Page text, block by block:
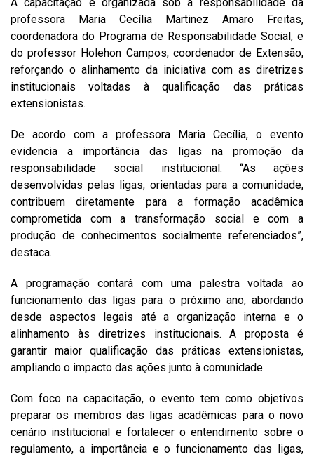
A capacitação é organizada sob a responsabilidade da
professora Maria Cecília Martinez Amaro Freitas,
coordenadora do Programa de Responsabilidade Social, e
do professor Holehon Campos, coordenador de Extensão,
reforçando o alinhamento da iniciativa com as diretrizes
institucionais voltadas à qualificação das práticas
extensionistas.
De acordo com a professora Maria Cecília, o evento
evidencia a importância das ligas na promoção da
responsabilidade social institucional. “As ações
desenvolvidas pelas ligas, orientadas para a comunidade,
contribuem diretamente para a formação acadêmica
comprometida com a transformação social e com a
produção de conhecimentos socialmente referenciados”,
destaca.
A programação contará com uma palestra voltada ao
funcionamento das ligas para o próximo ano, abordando
desde aspectos legais até a organização interna e o
alinhamento às diretrizes institucionais. A proposta é
garantir maior qualificação das práticas extensionistas,
ampliando o impacto das ações junto à comunidade.
Com foco na capacitação, o evento tem como objetivos
preparar os membros das ligas acadêmicas para o novo
cenário institucional e fortalecer o entendimento sobre o
regulamento, a importância e o funcionamento das ligas,